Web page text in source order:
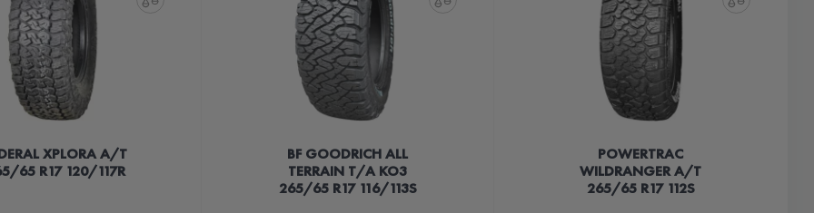
XPLORA A/T
65 R17 120/117R
BF GOODRICH ALL
TERRAIN T/A KO3
265/65 R17 116/113S
POWERTRAC
WILDRANGER A/T
265/65 R17 112S